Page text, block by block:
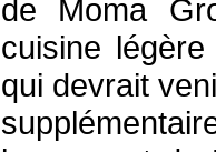
de Moma
cuisine
qui devrait